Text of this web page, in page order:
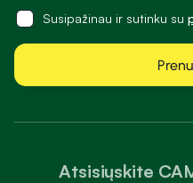
Atsisiųskite
Susipažinau ir sutinku su